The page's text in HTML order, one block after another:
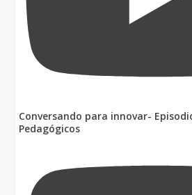
Conversando para innovar-
Pedagógicos